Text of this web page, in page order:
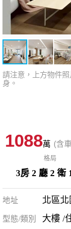
請注意，上方物件
身。
1088萬 (含
格局
3房 2 廳 2 衛
地址 北區
型態/類別 大樓 /